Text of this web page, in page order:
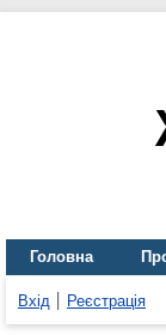
Головна
Вхід Реєстрація